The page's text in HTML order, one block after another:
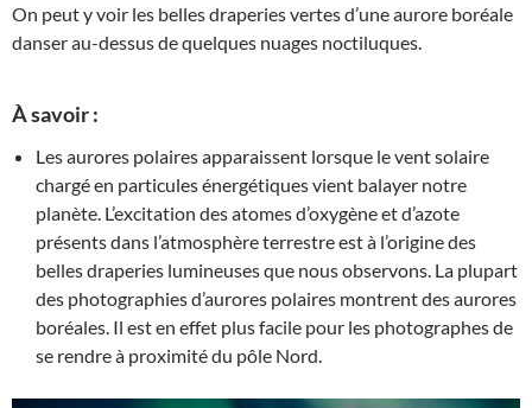
On peut y voir les belles draperies vertes d’une aurore boréale
danser au-dessus de quelques nuages noctiluques.
À savoir :
Les aurores polaires apparaissent lorsque le vent solaire
chargé en particules énergétiques vient balayer notre
planète. L’excitation des atomes d’oxygène et d’azote
présents dans l’atmosphère terrestre est à l’origine des
belles draperies lumineuses que nous observons. La plupart
des photographies d’aurores polaires montrent des aurores
boréales. Il est en effet plus facile pour les photographes de
se rendre à proximité du pôle Nord.